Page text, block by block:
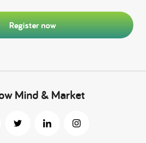
Register now
Mind & Market